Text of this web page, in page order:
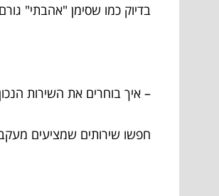
בדיוק כמו שסימן "אהבתי"
– איך בוחרים את השירות
חפשו שירותים שמציעים